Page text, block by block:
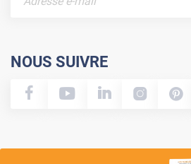
NOUS SUIVRE